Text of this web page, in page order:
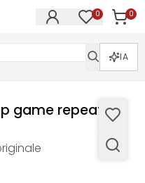
0 0
IA
game repeat -